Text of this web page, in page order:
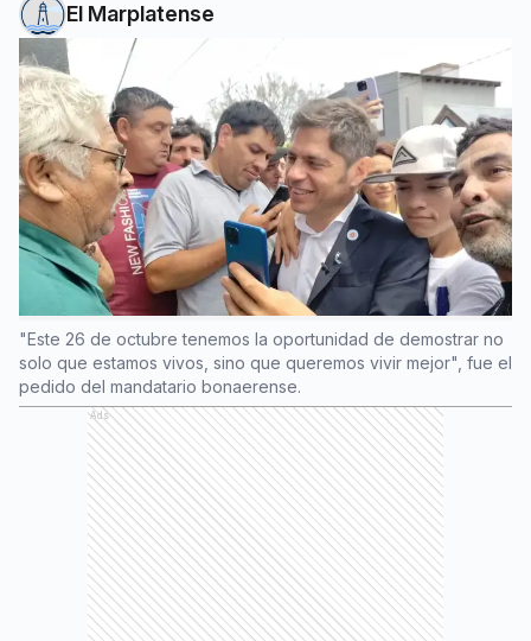
El Marplatense
"Este 26 de octubre tenemos la oportunidad de demostrar no
solo que estamos vivos, sino que queremos vivir mejor", fue el
pedido del mandatario bonaerense.
Ads